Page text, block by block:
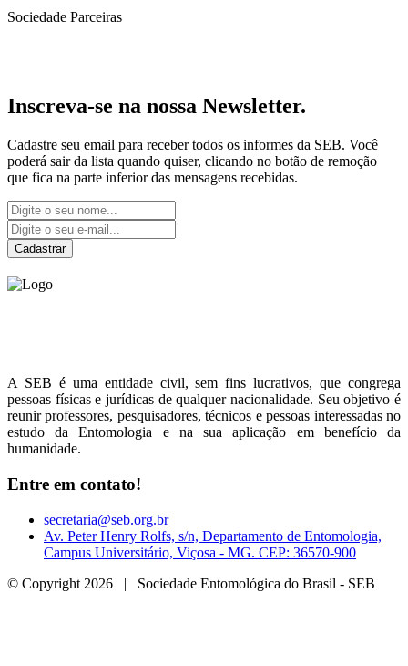
Sociedade Parceiras
Inscreva-se na nossa Newsletter.
Cadastre seu email para receber todos os informes da SEB. Você
poderá sair da lista quando quiser, clicando no botão de remoção
que fica na parte inferior das mensagens recebidas.
Cadastrar
A SEB é uma entidade civil, sem fins lucrativos, que congrega
pessoas físicas e jurídicas de qualquer nacionalidade. Seu objetivo é
reunir professores, pesquisadores, técnicos e pessoas interessadas no
estudo da Entomologia e na sua aplicação em benefício da
humanidade.
Entre em contato!
secretaria@seb.org.br
Av. Peter Henry Rolfs, s/n, Departamento de Entomologia,
Campus Universitário, Viçosa - MG. CEP: 36570-900
© Copyright 2026 | Sociedade Entomológica do Brasil - SEB